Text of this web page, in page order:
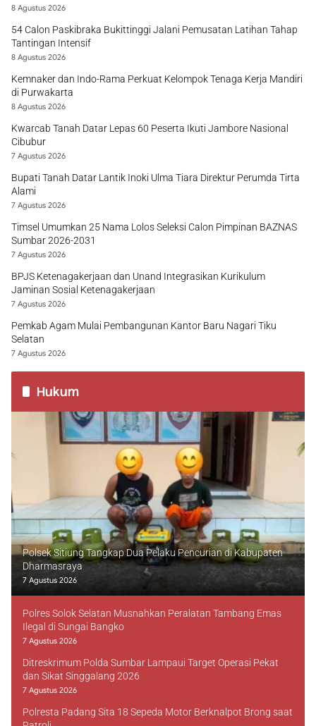
8 Agustus 2026
54 Calon Paskibraka Bukittinggi Jalani Pemusatan Latihan Tahap
Tantingan Intensif
8 Agustus 2026
Kemnaker dan Indo-Rama Perkuat Kelompok Tenaga Kerja Mandiri
di Purwakarta
8 Agustus 2026
Kwarcab Tanah Datar Lepas 60 Peserta Ikuti Jambore Nasional
Cibubur
7 Agustus 2026
Bupati Tanah Datar Lantik Inoki Ulma Tiara Direktur Perumda Tirta
Alami
7 Agustus 2026
Timsel Umumkan 25 Nama Lolos Seleksi Calon Pimpinan BAZNAS
Sumbar 2026-2031
7 Agustus 2026
BPJS Ketenagakerjaan dan Unand Integrasikan Kurikulum
Jaminan Sosial Ketenagakerjaan
7 Agustus 2026
Pemkab Agam Mulai Pembangunan Kantor Baru Nagari Tiku
Selatan
7 Agustus 2026
Hukum
Polsek Sitiung Tangkap Dua Pelaku Pencurian di Kabupaten
Dharmasraya
7 Agustus 2026
Polres Solok Selatan Musnahkan Peralatan Tambang Emas
Ilegal di Sungai Bangko
7 Agustus 2026
Ditreskrimum Polda Sumbar Lampaui Target Operasi Pekat
dan Sikat Singgalang 2026
7 Agustus 2026
Polresta Padang Sita 18 Sepeda Motor Berknalpot Brong saat